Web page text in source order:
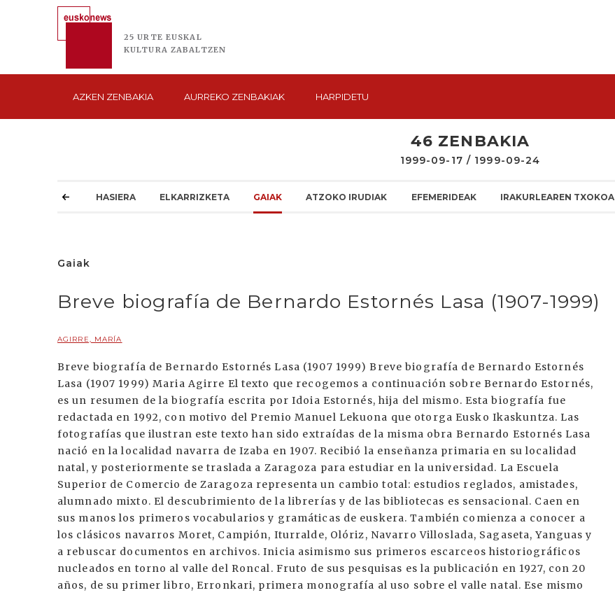
25 URTE EUSKAL
KULTURA ZABALTZEN
AZKEN ZENBAKIA AURREKO ZENBAKIAK HARPIDETU
46 ZENBAKIA
1999-09-17 / 1999-09-24
HASIERA ELKARRIZKETA GAIAK ATZOKO IRUDIAK EFEMERIDEAK IRAKURLEAREN TXOKOA
Gaiak
Breve biografía de Bernardo Estornés Lasa (1907-1999)
AGIRRE, MARÍA
Breve biografía de Bernardo Estornés Lasa (1907 1999) Breve biografía de Bernardo Estornés
Lasa (1907 1999) Maria Agirre El texto que recogemos a continuación sobre Bernardo Estornés,
es un resumen de la biografía escrita por Idoia Estornés, hija del mismo. Esta biografía fue
redactada en 1992, con motivo del Premio Manuel Lekuona que otorga Eusko Ikaskuntza. Las
fotografías que ilustran este texto han sido extraídas de la misma obra Bernardo Estornés Lasa
nació en la localidad navarra de Izaba en 1907. Recibió la enseñanza primaria en su localidad
natal, y posteriormente se traslada a Zaragoza para estudiar en la universidad. La Escuela
Superior de Comercio de Zaragoza representa un cambio total: estudios reglados, amistades,
alumnado mixto. El descubrimiento de la librerías y de las bibliotecas es sensacional. Caen en
sus manos los primeros vocabularios y gramáticas de euskera. También comienza a conocer a
los clásicos navarros Moret, Campión, Iturralde, Olóriz, Navarro Villoslada, Sagaseta, Yanguas y
a rebuscar documentos en archivos. Inicia asimismo sus primeros escarceos historiográficos
nucleados en torno al valle del Roncal. Fruto de sus pesquisas es la publicación en 1927, con 20
años, de su primer libro, Erronkari, primera monografía al uso sobre el valle natal. Ese mismo